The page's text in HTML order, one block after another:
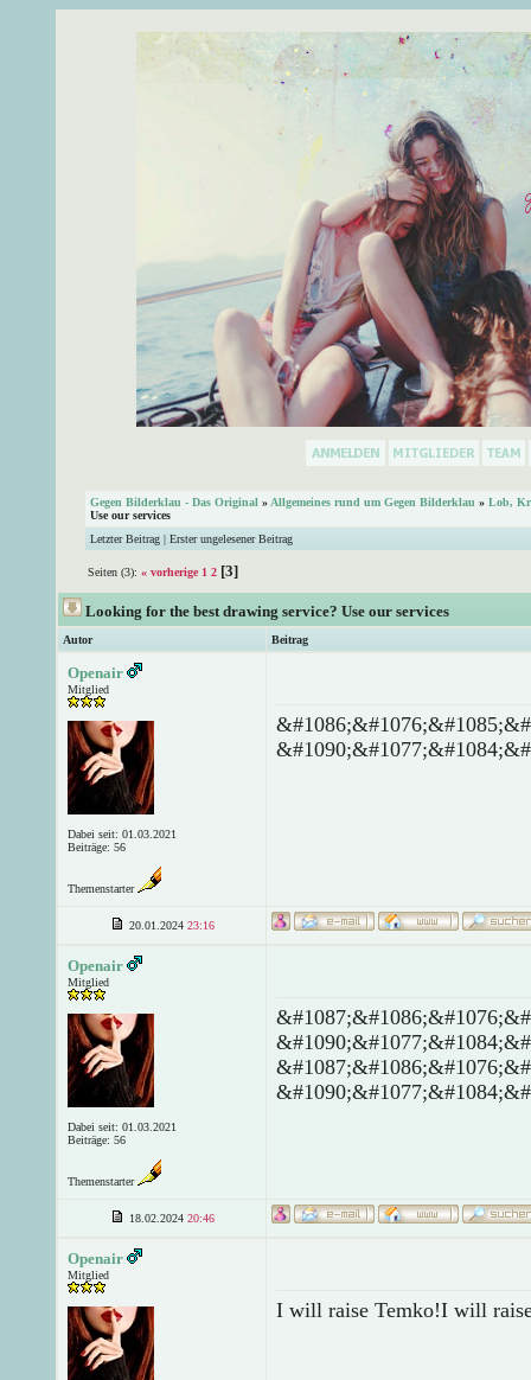
Gegen Bilderklau - Das Original » Allgemeines rund um Gegen Bilderklau » Lob,
Use our services
Letzter Beitrag| Erster ungelesener Beitrag
Seiten (3): « vorherige 1 2 [3]
Looking for the best drawing service? Use our services
Autor Beitrag
Openair
Mitglied
Dabei seit: 01.03.2021
Beiträge: 56
Themenstarter
20.01.2024 23:16
Openair
Mitglied
Dabei seit: 01.03.2021
Beiträge: 56
Themenstarter
18.02.2024 20:46
Openair
Mitglied
I will raise Temko!I will